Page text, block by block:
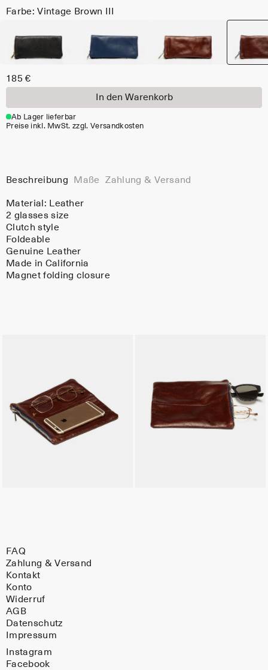
Farbe: Vintage Brown III
185 €
In den Warenkorb
Ab Lager lieferbar
Preise inkl. MwSt. zzgl. Versandkosten
Beschreibung Maße Zahlung & Versand
Material:
Leather
2 glasses size
Clutch style
Foldeable
Genuine Leather
Made in California
Magnet folding closure
FAQ
Zahlung & Versand
Kontakt
Konto
Widerruf
AGB
Datenschutz
Impressum
Instagram
Facebook